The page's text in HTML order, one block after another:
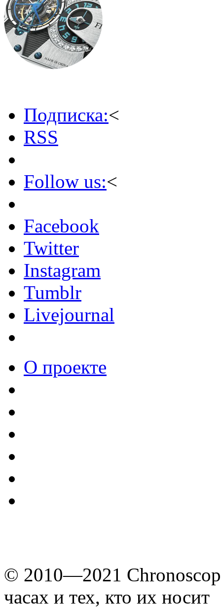
Подписка:<
RSS
Follow us:<
Facebook
Twitter
Instagram
Tumblr
Livejournal
О проекте
© 2010—2021
часах и тех, кто их носит